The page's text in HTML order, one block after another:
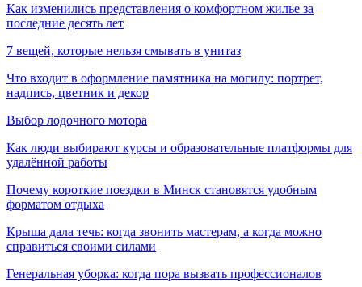
Как изменились представления о комфортном жилье за
последние десять лет
7 вещей, которые нельзя смывать в унитаз
Что входит в оформление памятника на могилу: портрет,
надпись, цветник и декор
Выбор лодочного мотора
Как люди выбирают курсы и образовательные платформы для
удалённой работы
Почему короткие поездки в Минск становятся удобным
форматом отдыха
Крыша дала течь: когда звонить мастерам, а когда можно
справиться своими силами
Генеральная уборка: когда пора вызвать профессионалов